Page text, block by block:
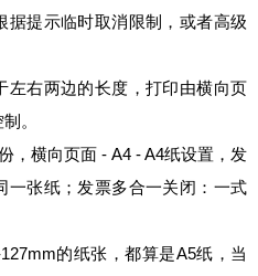
据提示临时取消限制，或者高级
左右两边的长度，打印由横向页
。
，横向页面 - A4 - A4纸设置，发
一张纸；发票多合一关闭：一式
的纸张，都算是A5纸，当